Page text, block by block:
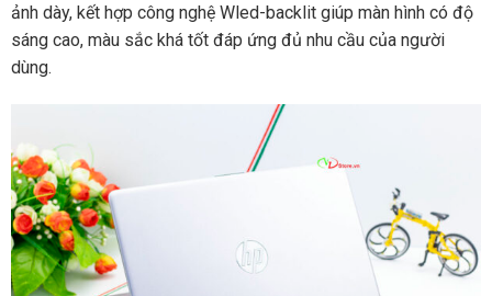
ảnh dày, kết hợp công nghệ Wled-backlit giúp màn hình có độ
sáng cao, màu sắc khá tốt đáp ứng đủ nhu cầu của người
dùng.